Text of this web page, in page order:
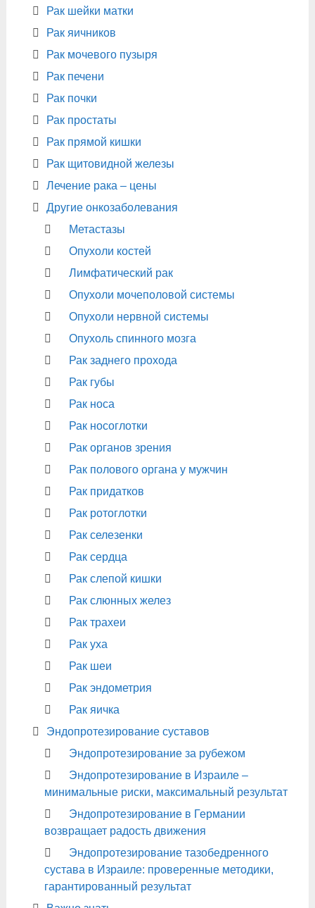
Рак шейки матки
Рак яичников
Рак мочевого пузыря
Рак печени
Рак почки
Рак простаты
Рак прямой кишки
Рак щитовидной железы
Лечение рака – цены
Другие онкозаболевания
Метастазы
Опухоли костей
Лимфатический рак
Опухоли мочеполовой системы
Опухоли нервной системы
Опухоль спинного мозга
Рак заднего прохода
Рак губы
Рак носа
Рак носоглотки
Рак органов зрения
Рак полового органа у мужчин
Рак придатков
Рак ротоглотки
Рак селезенки
Рак сердца
Рак слепой кишки
Рак слюнных желез
Рак трахеи
Рак уха
Рак шеи
Рак эндометрия
Рак яичка
Эндопротезирование суставов
Эндопротезирование за рубежом
Эндопротезирование в Израиле –
минимальные риски, максимальный результат
Эндопротезирование в Германии
возвращает радость движения
Эндопротезирование тазобедренного
сустава в Израиле: проверенные методики,
гарантированный результат